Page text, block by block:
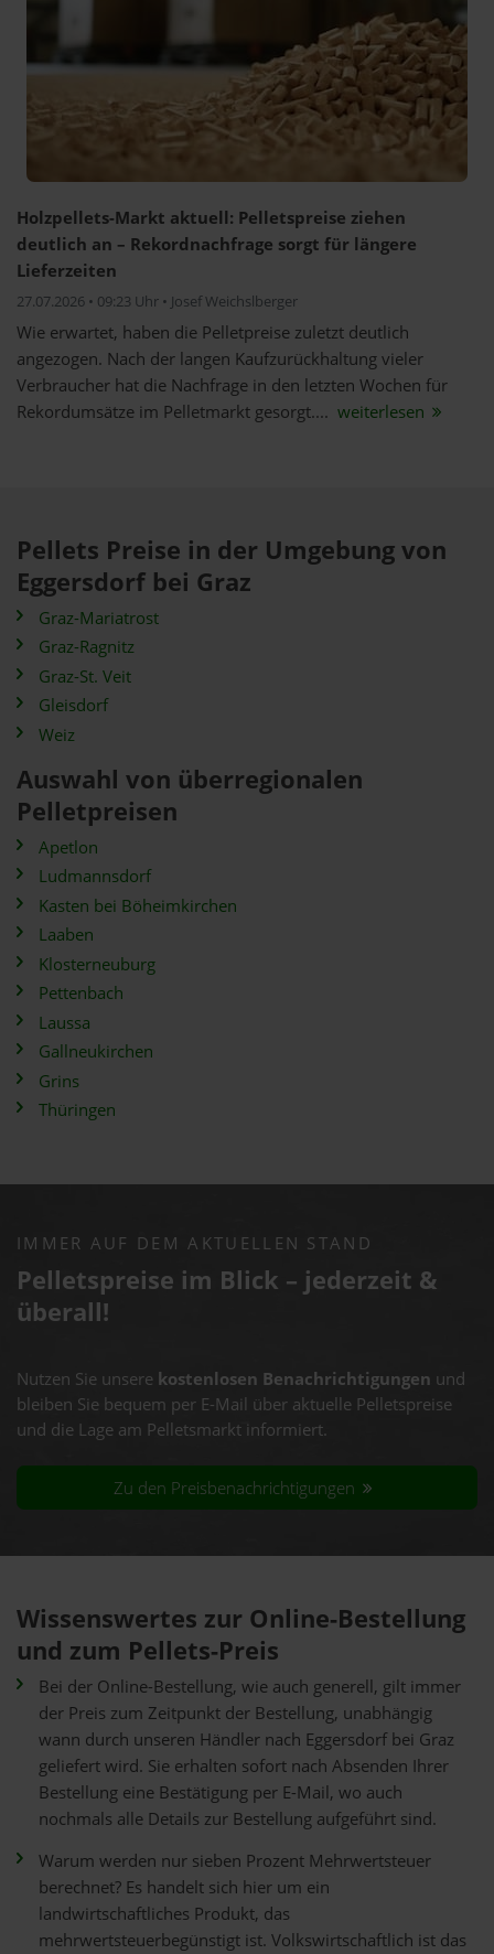
Holzpellets-Markt aktuell: Pelletspreise ziehen
deutlich an – Rekordnachfrage sorgt für längere
Lieferzeiten
27.07.2026 • 09:23 Uhr • Josef Weichslberger
Wie erwartet, haben die Pelletpreise zuletzt deutlich
angezogen. Nach der langen Kaufzurückhaltung vieler
Verbraucher hat die Nachfrage in den letzten Wochen für
Rekordumsätze im Pelletmarkt gesorgt.... weiterlesen
Pellets Preise in der Umgebung von
Eggersdorf bei Graz
Graz-Mariatrost
Graz-Ragnitz
Graz-St. Veit
Gleisdorf
Weiz
Auswahl von überregionalen
Pelletpreisen
Apetlon
Ludmannsdorf
Kasten bei Böheimkirchen
Laaben
Klosterneuburg
Pettenbach
Laussa
Gallneukirchen
Grins
Thüringen
IMMER AUF DEM AKTUELLEN STAND
Pelletspreise im Blick – jederzeit &
überall!
Nutzen Sie unsere kostenlosen Benachrichtigungen und
bleiben Sie bequem per E-Mail über aktuelle Pelletspreise
und die Lage am Pelletsmarkt informiert.
Zu den Preisbenachrichtigungen
Wissenswertes zur Online-Bestellung
und zum Pellets-Preis
Bei der Online-Bestellung, wie auch generell, gilt immer
der Preis zum Zeitpunkt der Bestellung, unabhängig
wann durch unseren Händler nach Eggersdorf bei Graz
geliefert wird. Sie erhalten sofort nach Absenden Ihrer
Bestellung eine Bestätigung per E-Mail, wo auch
nochmals alle Details zur Bestellung aufgeführt sind.
Warum werden nur sieben Prozent Mehrwertsteuer
berechnet? Es handelt sich hier um ein
landwirtschaftliches Produkt, das
mehrwertsteuerbegünstigt ist. Volkswirtschaftlich ist das